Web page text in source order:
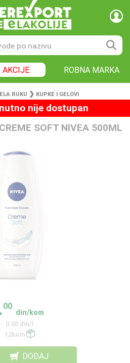
AKCIJE ROBNA MARKA
RUKU ❯ KUPKE I GELOVI
nije dostupan
SOFT NIVEA 500ML
00
din/kom
0.00 din/l
12kom
DODAJ